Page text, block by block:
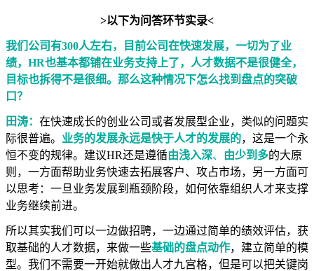
>以下为问答环节实录<
我们公司有300人左右，目前公司在快速发展，一切为了业
绩，HR也基本都铺在业务支持上了，人才数据不是很健全，
目标也拆得不是很细。那么这种情况下怎么找到盘点的突破
口？
田涛： 在快速成长的创业公司或者发展型企业，类似的问题实
际很普遍。 业务的发展永远是快于人才的发展的，这是一个永
恒不变的规律。建议HR还是遵循由浅入深、 由少到多的大原
则，一方面帮助业务快速去拓展客户、攻占市场，另一方面可
以思考：一旦业务发展到瓶颈阶段，如何依靠组织人才来支撑
业务继续前进。
所以其实我们可以一边做招聘，一边通过简单的绩效评估，获
取基础的人才数据，来做一些基础的盘点动作，建立简单的模
型。我们不需要一开始就做出人才九宫格，但是可以把关键岗